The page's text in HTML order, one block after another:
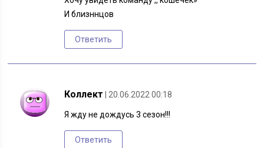
И близннцов
Ответить
Коллект | 20.06.2022 00:18
Я жду не дождусь 3 сезон!!!
Ответить